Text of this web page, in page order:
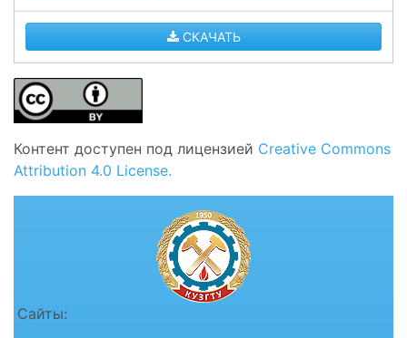
СКАЧАТЬ
Контент доступен под лицензией Creative Commons
Attribution 4.0 License.
Сайты: